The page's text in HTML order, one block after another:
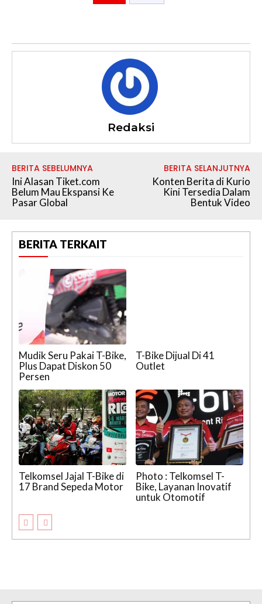
Redaksi
BERITA SEBELUMNYA
Ini Alasan Tiket.com
Belum Mau Ekspansi Ke
Pasar Global
BERITA SELANJUTNYA
Konten Berita di Kurio
Kini Tersedia Dalam
Bentuk Video
BERITA TERKAIT
Mudik Seru Pakai T-Bike,
Plus Dapat Diskon 50
Persen
T-Bike Dijual Di 41
Outlet
Telkomsel Jajal T-Bike di
17 Brand Sepeda Motor
Photo : Telkomsel T-
Bike, Layanan Inovatif
untuk Otomotif